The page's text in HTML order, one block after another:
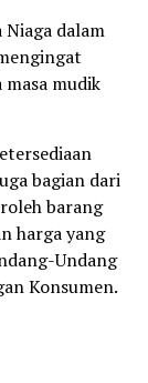
dalam
mudik
bagian dari
barang
harga yang
Undang
Konsumen.